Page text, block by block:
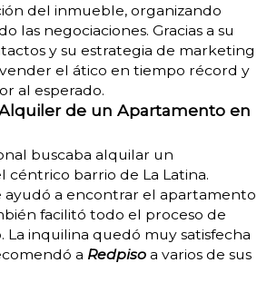
del inmueble, organizando
las negociaciones. Gracias a su
y su estrategia de marketing
el ático en tiempo récord y
al esperado.
Alquiler de un Apartamento en
buscaba alquilar un
céntrico barrio de La Latina.
ayudó a encontrar el apartamento
facilitó todo el proceso de
inquilina quedó muy satisfecha
a Redpisoa varios de sus